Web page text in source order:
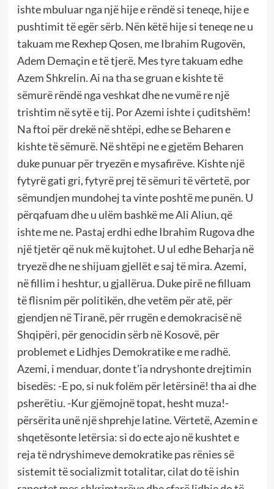
ishte mbuluar nga një hije e rëndë si teneqe, hije e
pushtimit të egër sërb. Nën këtë hije si teneqe ne u
takuam me Rexhep Qosen, me Ibrahim Rugovën,
Adem Demaçin e të tjerë. Mes tyre takuam edhe
Azem Shkrelin. Ai na tha se gruan e kishte të
sëmurë rëndë nga veshkat dhe ne vumë re një
trishtim në sytë e tij. Por Azemi ishte i çuditshëm!
Na ftoi për drekë në shtëpi, edhe se Beharen e
kishte të sëmurë. Në shtëpi ne e gjetëm Beharen
duke punuar për tryezën e mysafirëve. Kishte një
fytyrë gati gri, fytyrë prej të sëmuri të vërtetë, por
sëmundjen mundohej ta vinte poshtë me punën. U
përqafuam dhe u ulëm bashkë me Ali Aliun, që
ishte me ne. Pastaj erdhi edhe Ibrahim Rugova dhe
një tjetër që nuk më kujtohet. U ul edhe Beharja në
tryezë dhe ne shijuam gjellët e saj të mira. Azemi,
në fillim i heshtur, u gjallërua. Duke pirë ne filluam
të flisnim për politikën, dhe vetëm për atë, për
gjendjen në Tiranë, për rrugën e demokracisë në
Shqipëri, për genocidin sërb në Kosovë, për
problemet e Lidhjes Demokratike e me radhë.
Azemi, i menduar, donte t’ia ndryshonte drejtimin
bisedës: -E po, si nuk folëm për letërsinë! tha ai dhe
psherëtiu. -Kur gjëmojnë topat, hesht muza!-
përsërita unë një shprehje latine. Vërtetë, Azemin e
shqetësonte letërsia: si do ecte ajo në kushtet e
reja të ndryshimeve demokratike pas rënies së
sistemit të socializmit totalitar, cilat do të ishin